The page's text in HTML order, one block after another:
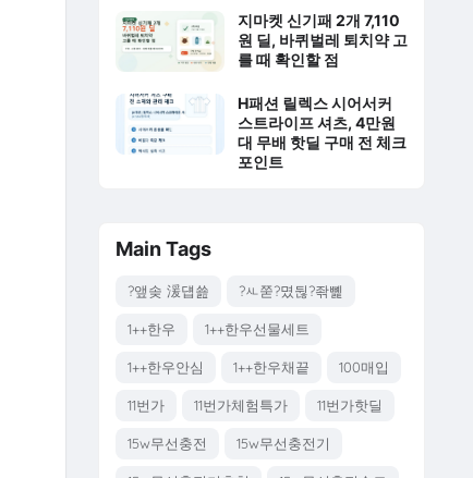
지마켓 신기패 2개 7,110
원 딜, 바퀴벌레 퇴치약 고
를 때 확인할 점
H패션 릴렉스 시어서커
스트라이프 셔츠, 4만원
대 무배 핫딜 구매 전 체크
포인트
Main Tags
?앺솢 湲덉쑖 ?ㅻ쭏?몄뒪?좎뼱
1++한우 1++한우선물세트
1++한우안심 1++한우채끝 100매입
11번가 11번가체험특가 11번가핫딜
15w무선충전 15w무선충전기